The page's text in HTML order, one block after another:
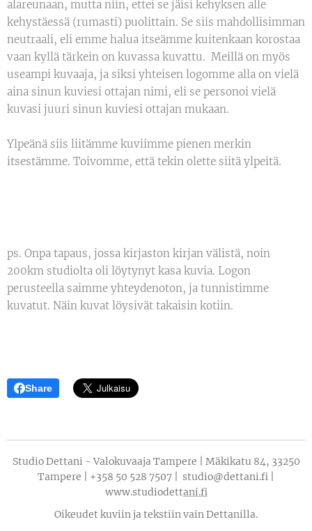
alareunaan, mutta niin, ettei se jäisi kehyksen alle
kehystäessä (rumasti) puolittain. Se siis mahdollisimman
neutraali, eli emme halua itseämme kuitenkaan korostaa
vaan kyllä tärkein on kuvassa kuvattu. Meillä on myös
useampi kuvaaja, ja siksi yhteisen logomme alla on vielä
aina sinun kuviesi ottajan nimi, eli se personoi vielä
kuvasi juuri sinun kuviesi ottajan mukaan.
Ylpeänä siis liitämme kuviimme pienen merkin
itsestämme. Toivomme, että tekin olette siitä ylpeitä.
ps. Onpa tapaus, jossa kirjaston kirjan välistä, noin
200km studiolta oli löytynyt kasa kuvia. Logon
perusteella saimme yhteydenoton, ja tunnistimme
kuvatut. Näin kuvat löysivät takaisin kotiin.
Share
Studio Dettani - Valokuvaaja Tampere | Mäkikatu 84, 33250
Tampere | +358 50 528 7507 | studio@dettani.fi |
www.studiodettani.fi
Oikeudet kuviin ja tekstiin vain Dettanilla.